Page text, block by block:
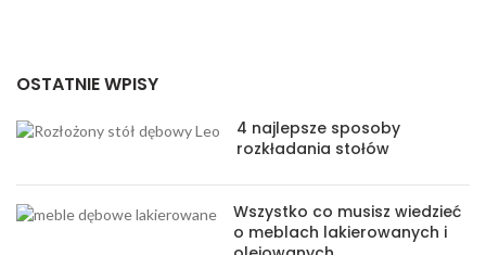
OSTATNIE WPISY
4 najlepsze sposoby
rozkładania stołów
Wszystko co musisz wiedzieć
o meblach lakierowanych i